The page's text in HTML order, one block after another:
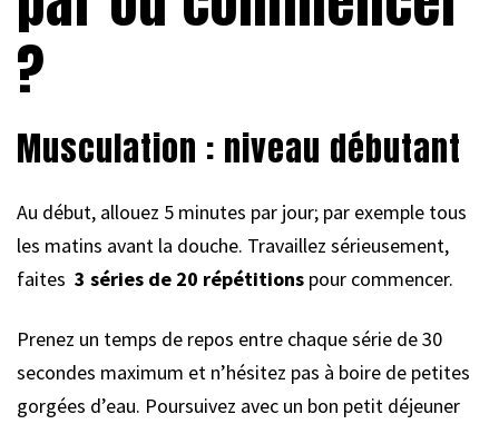
?
Musculation : niveau débutant
Au début, allouez 5 minutes par jour; par exemple tous
les matins avant la douche. Travaillez sérieusement,
faites 3 séries de 20 répétitions pour commencer.
Prenez un temps de repos entre chaque série de 30
secondes maximum et n’hésitez pas à boire de petites
gorgées d’eau. Poursuivez avec un bon petit déjeuner